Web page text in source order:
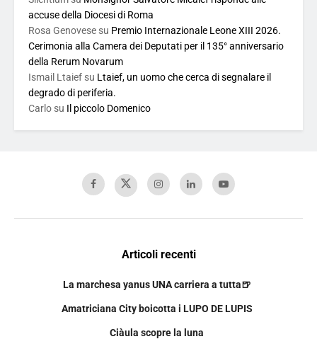
accuse della Diocesi di Roma
Rosa Genovese su Premio Internazionale Leone XIII 2026.
Cerimonia alla Camera dei Deputati per il 135° anniversario
della Rerum Novarum
Ismail Ltaief su Ltaief, un uomo che cerca di segnalare il
degrado di periferia.
Carlo su Il piccolo Domenico
Articoli recenti
La marchesa yanus UNA carriera a tutta🍺
Amatriciana City boicotta i LUPO DE LUPIS
Ciàula scopre la luna